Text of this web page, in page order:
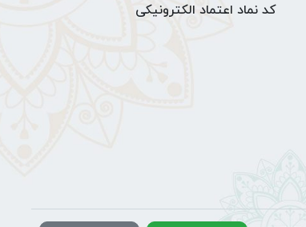
کد نماد اعتماد الکترونیکی